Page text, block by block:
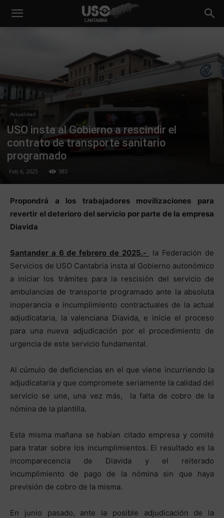
Actualidad
USO insta al Gobierno a rescindir el
contrato de transporte sanitario
programado
Feb 6, 2025 383
Propondrá a los trabajadores movilizaciones para
revertir el deterioro del servicio por parte de la empresa
Diavida
Santander a 6 de febrero de 2025.-
la Federación de
Servicios de USO Cantabria insta al Gobierno autonómico
a iniciar los trámites para la rescisión del servicio de
ambulancias de transporte programado ante la absoluta
inoperancia e incumplimiento contractuales de la actual
adjudicataria, la valenciana Diavida, e inicie el proceso
para una nueva adjudicación por el procedimiento de
urgencia de este servicio fundamental.
Al cúmulo de deficiencias en el que viene incurriendo la
adjudicataria y que compromete seriamente la calidad del
servicio se une, una vez más, la falta de cobro de la
nómina de la plantilla.
Esta misma mañana se habían citado empresa y comité
para tratar sobre los incumplimientos. El resultado es la
incomparecencia de Diavida y el reiterado
incumplimiento de pago de la nómina sin que haya
previsión de cobro de la misma.
En junio pasado, ante la posible adjudicación de la